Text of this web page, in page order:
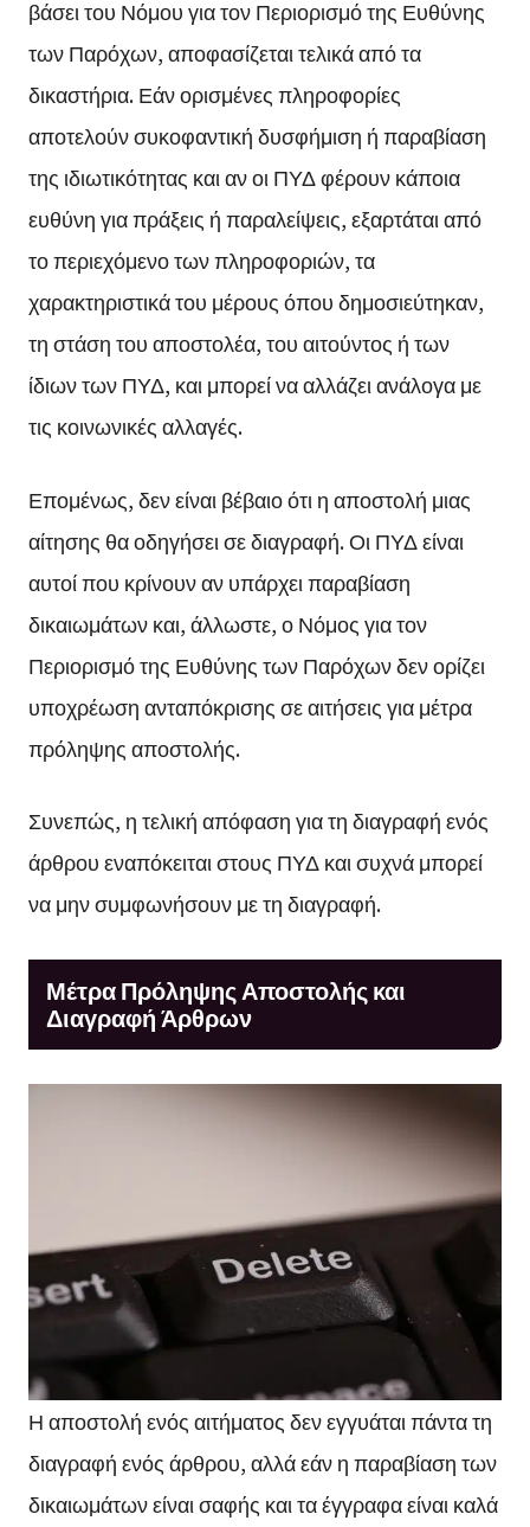
βάσει του Νόμου για τον Περιορισμό της Ευθύνης
των Παρόχων, αποφασίζεται τελικά από τα
δικαστήρια. Εάν ορισμένες πληροφορίες
αποτελούν συκοφαντική δυσφήμιση ή παραβίαση
της ιδιωτικότητας και αν οι ΠΥΔ φέρουν κάποια
ευθύνη για πράξεις ή παραλείψεις, εξαρτάται από
το περιεχόμενο των πληροφοριών, τα
χαρακτηριστικά του μέρους όπου δημοσιεύτηκαν,
τη στάση του αποστολέα, του αιτούντος ή των
ίδιων των ΠΥΔ, και μπορεί να αλλάζει ανάλογα με
τις κοινωνικές αλλαγές.
Επομένως, δεν είναι βέβαιο ότι η αποστολή μιας
αίτησης θα οδηγήσει σε διαγραφή. Οι ΠΥΔ είναι
αυτοί που κρίνουν αν υπάρχει παραβίαση
δικαιωμάτων και, άλλωστε, ο Νόμος για τον
Περιορισμό της Ευθύνης των Παρόχων δεν ορίζει
υποχρέωση ανταπόκρισης σε αιτήσεις για μέτρα
πρόληψης αποστολής.
Συνεπώς, η τελική απόφαση για τη διαγραφή ενός
άρθρου εναπόκειται στους ΠΥΔ και συχνά μπορεί
να μην συμφωνήσουν με τη διαγραφή.
Μέτρα Πρόληψης Αποστολής και
Διαγραφή Άρθρων
Η αποστολή ενός αιτήματος δεν εγγυάται πάντα τη
διαγραφή ενός άρθρου, αλλά εάν η παραβίαση των
δικαιωμάτων είναι σαφής και τα έγγραφα είναι καλά